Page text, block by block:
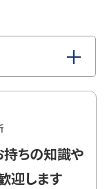
持ちの知識や
迎します
指定なし
指定なし